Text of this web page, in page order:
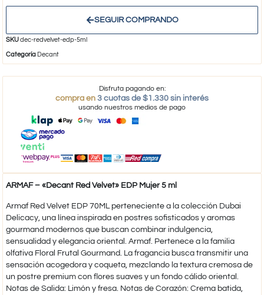
SEGUIR COMPRANDO
SKUdec-redvelvet-edp-5ml
Categoría Decant
Disfruta pagando en:
compra en 3 cuotas de $1.330 sin interés
usando nuestros medios de pago
ARMAF – «Decant Red Velvet» EDP Mujer 5 ml
Armaf Red Velvet EDP 70ML perteneciente a la colección Dubai
Delicacy, una línea inspirada en postres sofisticados y aromas
gourmand modernos que buscan combinar indulgencia,
sensualidad y elegancia oriental. Armaf. Pertenece a la familia
olfativa Floral Frutal Gourmand. La fragancia busca transmitir una
sensación acogedora y coqueta, mezclando la textura cremosa de
un postre premium con flores suaves y un fondo cálido oriental.
Notas de Salida: Limón y fresa. Notas de Corazón: Crema batida,